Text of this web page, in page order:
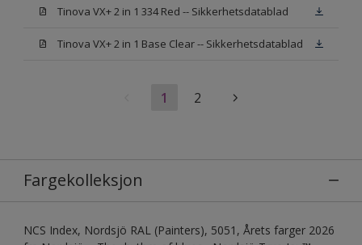
Tinova VX+ 2 in 1 334 Red -- Sikkerhetsdatablad
Tinova VX+ 2 in 1 Base Clear -- Sikkerhetsdatablad
1 2
Fargekolleksjon
NCS Index, Nordsjö RAL (Painters), 5051, Årets farger 2026